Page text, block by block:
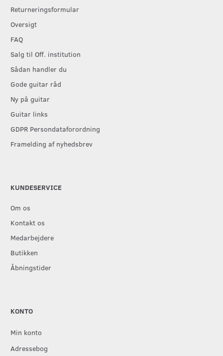
Returneringsformular
Oversigt
FAQ
Salg til Off. institution
Sådan handler du
Gode guitar råd
Ny på guitar
Guitar links
GDPR Persondataforordning
Framelding af nyhedsbrev
KUNDESERVICE
Om os
Kontakt os
Medarbejdere
Butikken
Åbningstider
KONTO
Min konto
Adressebog